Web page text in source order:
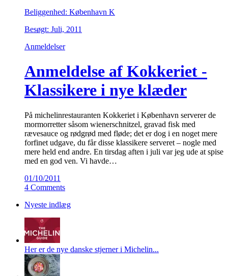
Beliggenhed: København K
Besøgt: Juli, 2011
Anmeldelser
Anmeldelse af Kokkeriet -
Klassikere i nye klæder
På michelinrestauranten Kokkeriet i København serverer de
mormorretter såsom wienerschnitzel, gravad fisk med
rævesauce og rødgrød med fløde; det er dog i en noget mere
forfinet udgave, du får disse klassikere serveret – nogle med
mere held end andre. En tirsdag aften i juli var jeg ude at spise
med en god ven. Vi havde…
01/10/2011
4 Comments
Nyeste indlæg
Her er de nye danske stjerner i Michelin...